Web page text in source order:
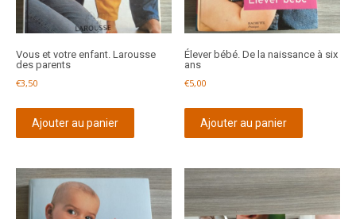
Vous et votre enfant. Larousse
des parents
€3,50
Ajouter au panier
Élever bébé. De la naissance à six
ans
€5,00
Ajouter au panier